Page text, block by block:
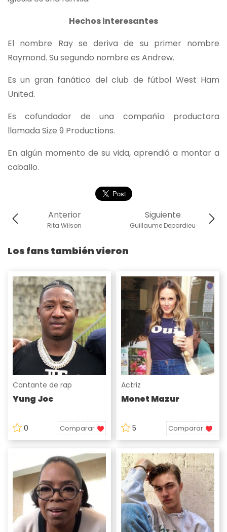
Hechos interesantes
El nombre Ray se deriva de su primer nombre
Raymond. Su segundo nombre es Andrew.
Es un gran fanático del club de fútbol West Ham
United.
Es cofundador de una compañía productora
llamada Size 9 Productions.
En algún momento de su vida, aprendió a montar a
caballo.
Siguiente
Guillaume Depardieu
Anterior
Rita Wilson
Los fans también vieron
Cantante de rap
Yung Joc
0 Comparar
Actriz
Monet Mazur
5 Comparar